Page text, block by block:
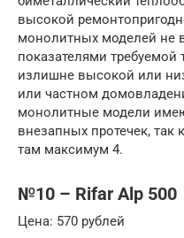
высокой
монолитных моделей не
показателями требуемой
излишне высокой или
или частном
монолитные модели
внезапных протечек, так
там максимум 4.
№10 – Rifar Alp 500
Цена: 570 рублей